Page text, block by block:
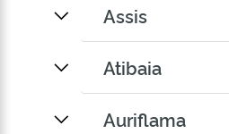
Assis
Atibaia
Auriflama